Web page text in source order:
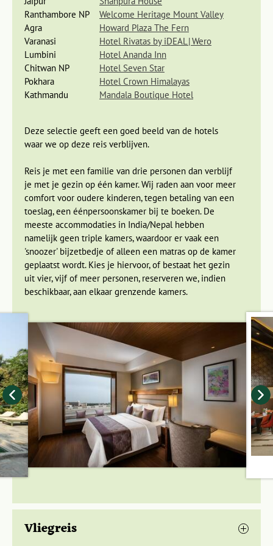
manieren: van bussen en auto’s, tot kamelen, ossenkarren en
soms zelfs een olifant. Ook is het heel gewoon om mensen
op een bus te zien zitten, als er in de bus geen plaats meer
is.
Tijgers & Taj Mahal
Dag 8 Agra, bezoek Agra-fort en baby Taj Mahal
Dag 9 Agra, bezoek Taj Mahal - nachttrein naar Varanasi
Na de culturele highlights van de afgelopen dagen gaan we
de natuur in. India staat bekend om de grootste
tijgerpopulatie ter wereld. We bezoeken het Ranthambore
nationaal park dat één van de grootste natuurreservaten van
India is. Hier kan dit majestueuze dier het best worden
gespot, maar het blijft natuurlijk altijd een kwestie van geluk.
gereed. Naast tijgers leven er ook panters, hyena’s, beren,
flora. Zo staan er ruim vijfhonderd verschillende bloeiende
Ranthambore NP
Welcome Heritage Mount Valley
Agra
Howard Plaza The Fern
Varanasi
Hotel Rivatas by iDEAL | Wero
Lumbini
Hotel Ananda Inn
Chitwan NP
Hotel Seven Star
Pokhara
Hotel Crown Himalayas
Kathmandu
Mandala Boutique Hotel
Deze selectie geeft een goed beeld van de hotels
waar we op deze reis verblijven.
Reis je met een familie van drie personen dan verblijf
je met je gezin op één kamer. Wij raden aan voor meer
comfort voor oudere kinderen, tegen betaling van een
toeslag, een éénpersoonskamer bij te boeken. De
meeste accommodaties in India/Nepal hebben
namelijk geen triple kamers, waardoor er vaak een
'snoozer' bijzetbedje of alleen een matras op de kamer
geplaatst wordt. Kies je hiervoor, of bestaat het gezin
uit vier, vijf of meer personen, reserveren we, indien
beschikbaar, aan elkaar grenzende kamers.
Vliegreis